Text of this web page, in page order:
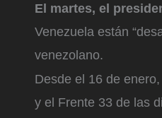
El martes, el
Venezuela están
venezolano.
Desde el 16 de
y el Frente 33 de las